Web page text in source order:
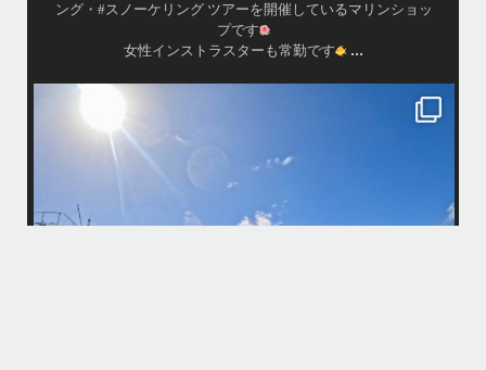
ング・#スノーケリング ツアーを開催しているマリンショッ
プです
女性インストラスターも常勤です
...
たくさんのご利用本当にありがとうございました
BBQにジェットスキー、バナナボート、SUP、パラセーリングなどな
ど…勇海号を拠点に色々お楽しみ頂きましたよ〜
海も荒れずにいい天気の中開催できたので何よりです
また来年もリピートして頂けたら嬉しいです